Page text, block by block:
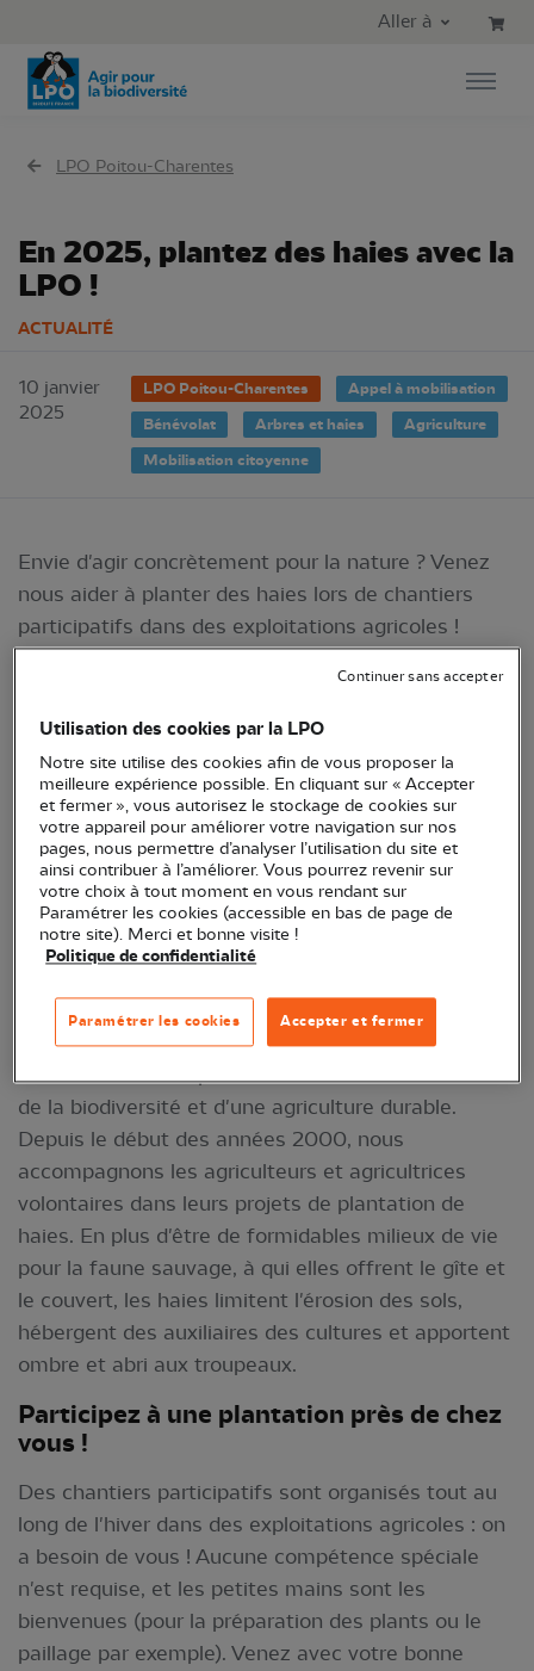
Aller au menu principal
Aller à
LPO Poitou-Charentes
En 2025, plantez des haies avec la
LPO !
ACTUALITÉ
10 janvier
2025
LPO Poitou-Charentes
Appel à mobilisation
Bénévolat
Arbres et haies
Agriculture
Mobilisation citoyenne
Envie d'agir concrètement pour la nature ? Venez
nous aider à planter des haies lors de chantiers
participatifs dans des exploitations agricoles !
Entraide et convivialité sont au rendez-vous lors
des plantations ! © Katia Lipovoï
La haie au service de tous
La LPO Poitou-Charentes agit pour faire
de la biodiversité et d'une agriculture durable.
Depuis le début des années 2000, nous
accompagnons les agriculteurs et agricultrices
volontaires dans leurs projets de plantation de
haies. En plus d'être de formidables milieux de vie
pour la faune sauvage, à qui elles offrent le gîte et
le couvert, les haies limitent l'érosion des sols,
hébergent des auxiliaires des cultures et apportent
ombre et abri aux troupeaux.
Participez à une plantation près de chez
vous !
Des chantiers participatifs sont organisés tout au
long de l'hiver dans des exploitations agricoles : on
a besoin de vous ! Aucune compétence spéciale
n'est requise, et les petites mains sont les
bienvenues (pour la préparation des plants ou le
paillage par exemple). Venez avec votre bonne
Utilisation des cookies par la LPO
Notre site utilise des cookies afin de vous proposer la
meilleure expérience possible. En cliquant sur « Accepter
et fermer », vous autorisez le stockage de cookies sur
votre appareil pour améliorer votre navigation sur nos
pages, nous permettre d’analyser l’utilisation du site et
ainsi contribuer à l’améliorer. Vous pourrez revenir sur
votre choix à tout moment en vous rendant sur
Paramétrer les cookies (accessible en bas de page de
notre site). Merci et bonne visite !
Politique de confidentialité
Accepter et fermer
Paramétrer les cookies
Continuer sans accepter